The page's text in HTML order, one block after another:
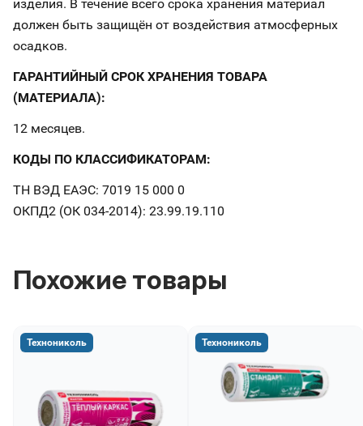
изделия. В течение всего срока хранения материал
должен быть защищён от воздействия атмосферных
осадков.
ГАРАНТИЙНЫЙ СРОК ХРАНЕНИЯ ТОВАРА
(МАТЕРИАЛА):
12 месяцев.
КОДЫ ПО КЛАССИФИКАТОРАМ:
ТН ВЭД ЕАЭС: 7019 15 000 0
ОКПД2 (ОК 034-2014): 23.99.19.110
Похожие товары
Технониколь Технониколь